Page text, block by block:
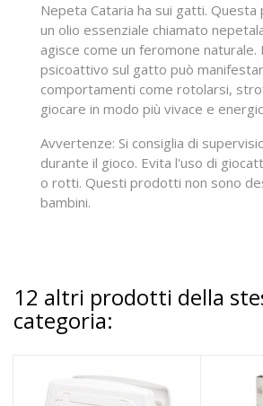
Nepeta Cataria ha sui gatti. Questa
un olio essenziale chiamato
agisce come un feromone
psicoattivo sul gatto può
comportamenti come rotolarsi,
giocare in modo più vivace e
Avvertenze: Si consiglia di
durante il gioco. Evita l'uso di
o rotti. Questi prodotti non sono
bambini.
12 altri prodotti della
categoria: